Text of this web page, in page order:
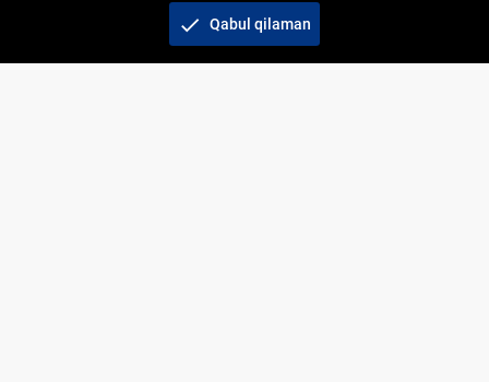
tashkil etish" AJ. Barcha huquqlar himoyalangan
check Qabul qilaman